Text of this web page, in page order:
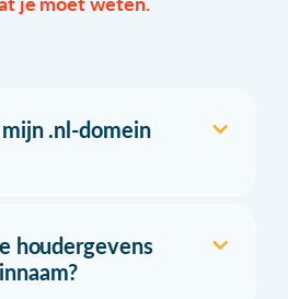
.nl-domein
houdergevens